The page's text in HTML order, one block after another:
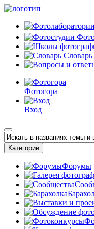
Словарь
Фотогора
Вход
Категории
Форумы